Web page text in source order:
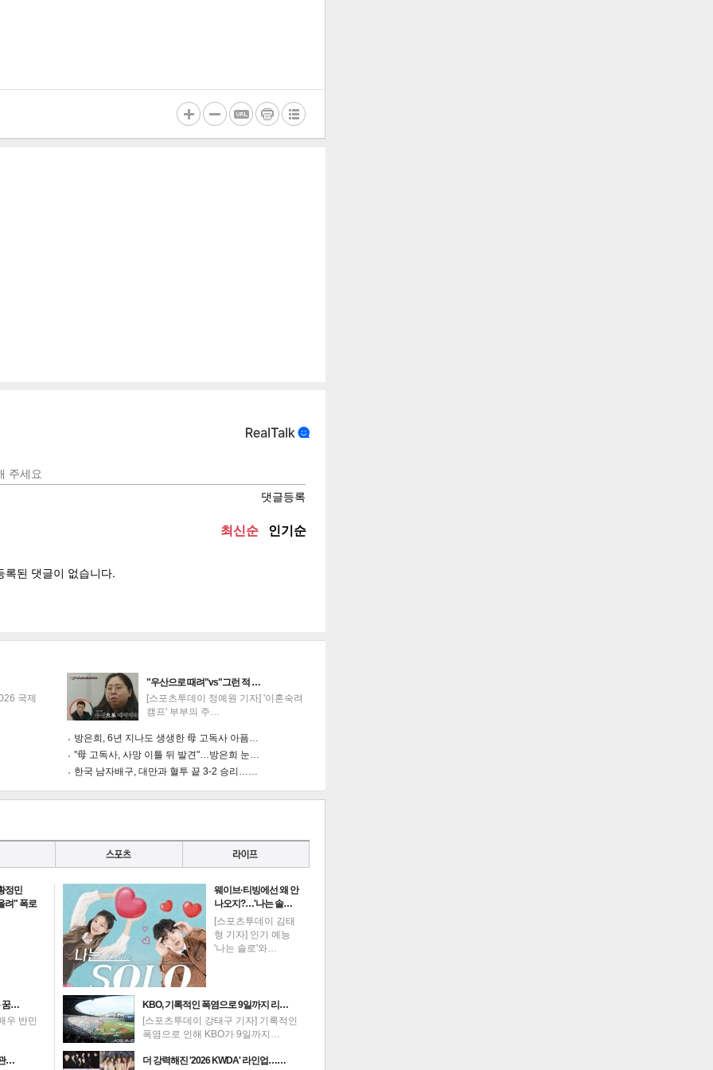
인쇄 목록
국제
"우산으로 때려"vs"그런 적 …
[스포츠투데이 정예원 기자] '이혼숙려
캠프' 부부의 주…
방은희, 6년 지나도 생생한 母 고독사 아픔…
"母 고독사, 사망 이틀 뒤 발견"…방은희 눈…
한국 남자배구, 대만과 혈투 끝 3-2 승리……
정민
려" 폭로
꿈…
우 반민
…
웨이브·티빙에선 왜 안
나오지?…'나는 솔…
[스포츠투데이 김태
형 기자] 인기 예능
'나는 솔로'와…
KBO, 기록적인 폭염으로 9일까지 리…
[스포츠투데이 강태구 기자] 기록적인
폭염으로 인해 KBO가 9일까지…
더 강력해진 '2026 KWDA' 라인업……